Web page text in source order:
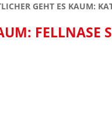
GEHT ES KAUM:
FELLNASE